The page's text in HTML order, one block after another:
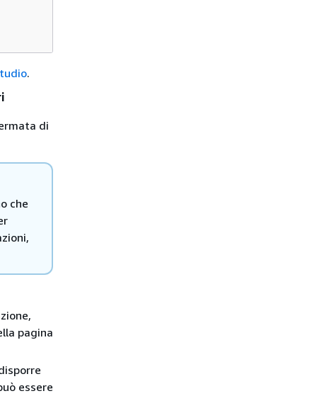
.
di
che
pagina
essere